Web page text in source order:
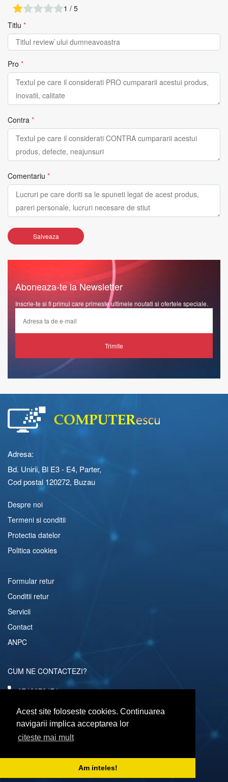
Acest site foloseste cookies. Continuarea
navigarii implica acceptarea lor
citeste mai mult
Am inteles!
1 / 5
Titlu *
Pro *
Contra *
Comentariu *
Salveaza
Aboneaza-te la Newsletter
Inscrie-te si fi primul care primeste ultimele noutati si ofertele speciale.
Trimite
Adresa:
Bd. Unirii, Bl E3 - E4, Parter,
Cod postal 120272, Buzau
Despre noi
Termeni si conditii
Protectia datelor
Politica cookies
Formular retur
Conditii retur
Servicii
Contact
ANPC
CUM NE CONTACTEZI?
0742072474
comenzi@computerescu.ro
URMARESTE-NE SI PE
Copyright © 2026 Computerescu.ro. All rights reserved